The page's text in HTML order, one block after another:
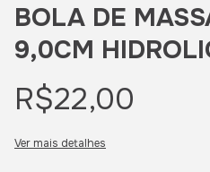
BOLA DE
9,0CM
R$22,00
Ver mais detalhes